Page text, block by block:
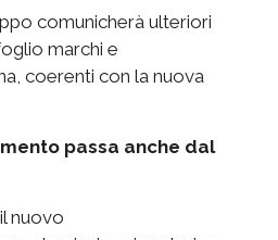
comunicherà ulteriori
marchi e
coerenti con la nuova
passa anche dal
nuovo